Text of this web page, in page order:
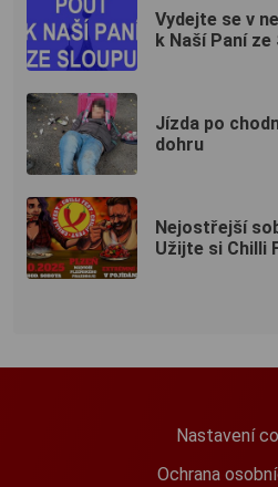
Vydejte se v
k Naší Paní ze
Jízda po
dohru
Nejostřejší
Užijte si Chilli
Nastavení
Ochrana